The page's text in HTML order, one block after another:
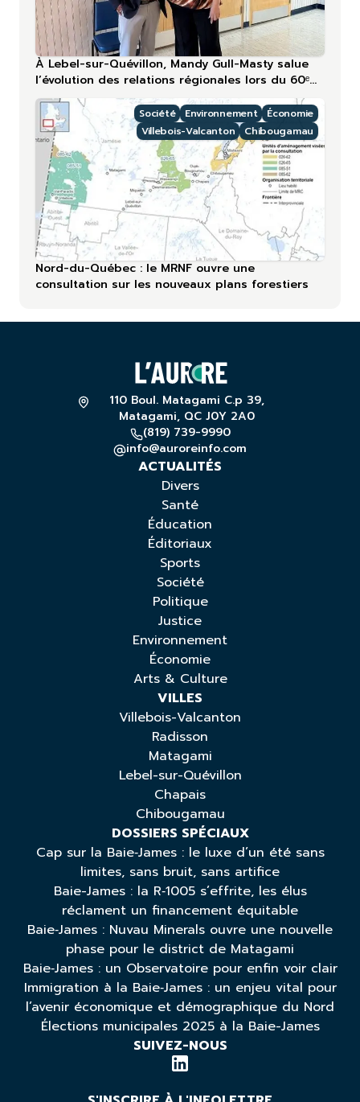
À Lebel-sur-Quévillon, Mandy Gull-Masty salue
l’évolution des relations régionales lors du 60ᵉ
anniversaire
Société Environnement
Économie
Villebois-Valcanton
Chibougamau
Nord-du-Québec : le MRNF ouvre une
consultation sur les nouveaux plans forestiers
110 Boul. Matagami C.p 39,
Matagami, QC J0Y 2A0
(819) 739-9990
info@auroreinfo.com
ACTUALITÉS
Divers
Santé
Éducation
Éditoriaux
Sports
Société
Politique
Justice
Environnement
Économie
Arts & Culture
VILLES
Villebois-Valcanton
Radisson
Matagami
Lebel-sur-Quévillon
Chapais
Chibougamau
DOSSIERS SPÉCIAUX
Cap sur la Baie‑James : le luxe d’un été sans
limites, sans bruit, sans artifice
Baie-James : la R‑1005 s’effrite, les élus
réclament un financement équitable
Baie‑James : Nuvau Minerals ouvre une nouvelle
phase pour le district de Matagami
Baie‑James : un Observatoire pour enfin voir clair
Immigration à la Baie‑James : un enjeu vital pour
l’avenir économique et démographique du Nord
Élections municipales 2025 à la Baie-James
SUIVEZ-NOUS